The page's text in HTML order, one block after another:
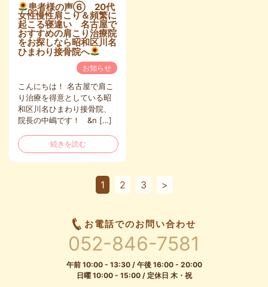
患者様の声⑥ 20代
女性慢性肩こり＆頻繁に
起こる寝違い 名古屋で
おすすめの肩こり治療院
をお探しなら昭和区川名
ひまわり接骨院へ
お知らせ
こんにちは！ 名古屋で肩こ
り治療を得意としている昭
和区川名ひまわり接骨院、
院長の中嶋です！ &n […]
続きを読む
1 2 3 >
お電話でのお問い合わせ
052-846-7581
午前 10:00 - 13:30 / 午後 16:00 - 20:00
日曜 10:00 - 15:00 / 定休日 木・祝